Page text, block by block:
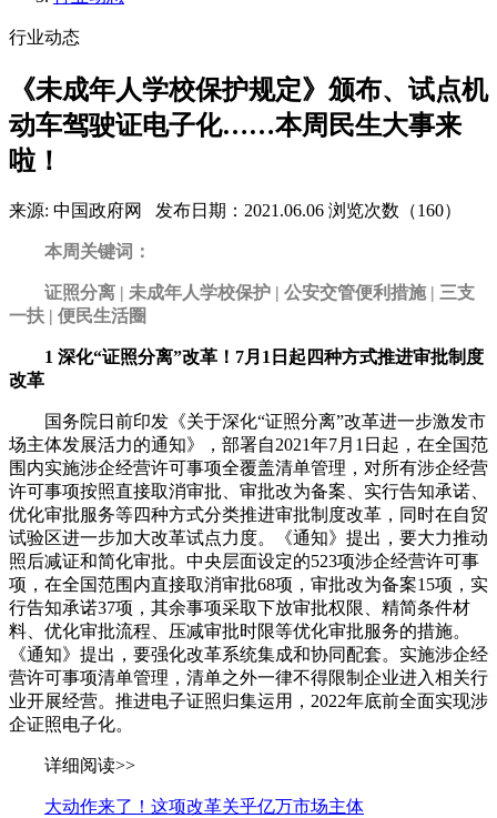
行业动态
《未成年人学校保护规定》颁布、试点机
动车驾驶证电子化……本周民生大事来
啦！
来源: 中国政府网 发布日期：2021.06.06 浏览次数（160）
本周关键词：
证照分离 | 未成年人学校保护 | 公安交管便利措施 | 三支
一扶 | 便民生活圈
1 深化“证照分离”改革！7月1日起四种方式推进审批制度
改革
国务院日前印发《关于深化“证照分离”改革进一步激发市
场主体发展活力的通知》，部署自2021年7月1日起，在全国范
围内实施涉企经营许可事项全覆盖清单管理，对所有涉企经营
许可事项按照直接取消审批、审批改为备案、实行告知承诺、
优化审批服务等四种方式分类推进审批制度改革，同时在自贸
试验区进一步加大改革试点力度。《通知》提出，要大力推动
照后减证和简化审批。中央层面设定的523项涉企经营许可事
项，在全国范围内直接取消审批68项，审批改为备案15项，实
行告知承诺37项，其余事项采取下放审批权限、精简条件材
料、优化审批流程、压减审批时限等优化审批服务的措施。
《通知》提出，要强化改革系统集成和协同配套。实施涉企经
营许可事项清单管理，清单之外一律不得限制企业进入相关行
业开展经营。推进电子证照归集运用，2022年底前全面实现涉
企证照电子化。
详细阅读>>
大动作来了！这项改革关乎亿万市场主体